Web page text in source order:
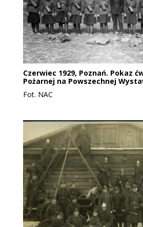
Czerwiec 1929, Poznań. Pokaz
Pożarnej na Powszechnej
Fot. NAC